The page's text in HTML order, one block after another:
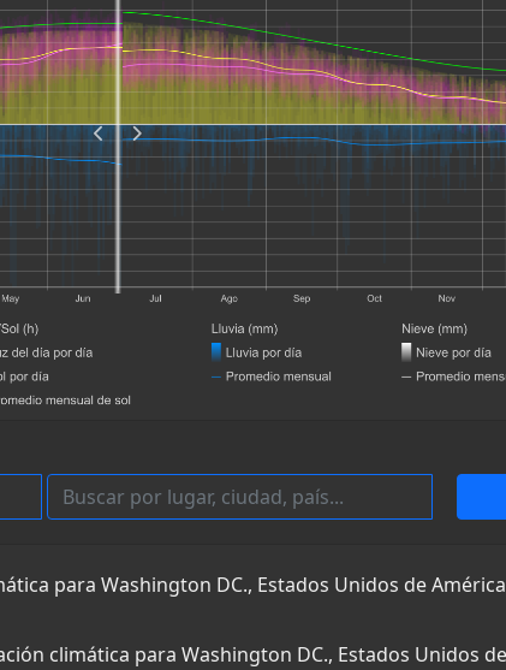
para Washington DC., Estados Unidos de
climática para Washington DC., Estados Unidos